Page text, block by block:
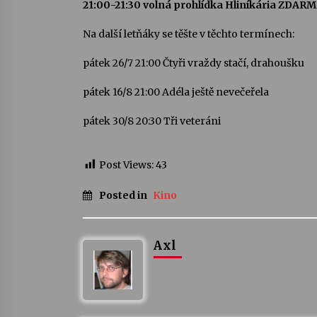
21:00-21:30 volná prohlídka Hliníkária
Na další letňáky se těšte v těchto termínech:
pátek 26/7 21:00 Čtyři vraždy stačí, drahoušku
pátek 16/8 21:00 Adéla ještě nevečeřela
pátek 30/8 20:30 Tři veteráni
Post Views:43
Posted in Kino
Axl